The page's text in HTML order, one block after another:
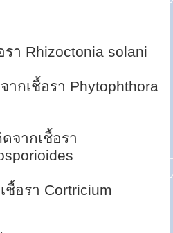
า Rhizoctonia solani
ากเชื้อรา Phytophthora
จากเชื้อรา
ชื้อรา Cortricium